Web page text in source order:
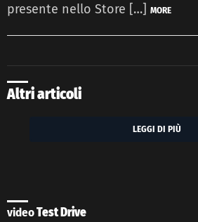
presente nello Store […] MORE
Altri articoli
LEGGI DI PIÙ
videoTest Drive